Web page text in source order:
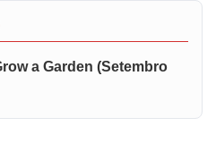
a Garden (Setembro